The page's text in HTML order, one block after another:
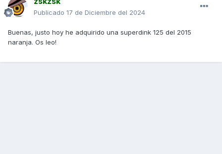
Publicado 17 de Diciembre del 2024
Buenas, justo hoy he adquirido una superdink 125 del 2015
naranja. Os leo!